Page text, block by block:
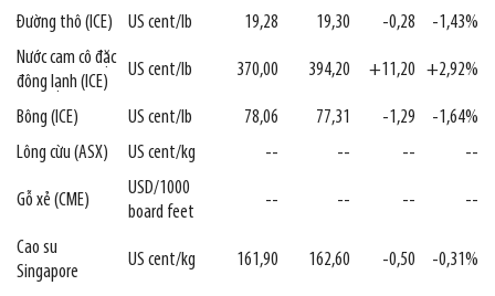
Đường thô (ICE)
US cent/lb 19,28 19,30 -0,28
-1,43%
Nước cam cô đặc
đông lạnh (ICE)
US cent/lb 370,00 394,20 +11,20 +2,92%
Bông (ICE) US cent/lb 78,06 77,31 -1,29
-1,64%
Lông cừu (ASX)
US cent/kg -- -- -- --
Gỗ xẻ (CME)
USD/1000
board feet
-- -- -- --
Cao su
Singapore
US cent/kg 161,90 162,60 -0,50 -0,31%